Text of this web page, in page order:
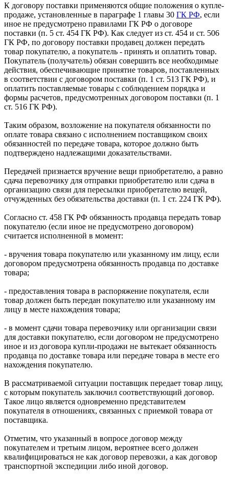
К договору поставки применяются общие положения о купле-
продаже, установленные в параграфе 1 главы 30 ГК РФ, если
иное не предусмотрено правилами ГК РФ о договоре
поставки (п. 5 ст. 454 ГК РФ). Как следует из ст. 454 и ст. 506
ГК РФ, по договору поставки продавец должен передать
товар покупателю, а покупатель - принять и оплатить товар.
Покупатель (получатель) обязан совершить все необходимые
действия, обеспечивающие принятие товаров, поставленных
в соответствии с договором поставки (п. 1 ст. 513 ГК РФ), и
оплатить поставляемые товары с соблюдением порядка и
формы расчетов, предусмотренных договором поставки (п. 1
ст. 516 ГК РФ).
Таким образом, возложение на покупателя обязанности по
оплате товара связано с исполнением поставщиком своих
обязанностей по передаче товара, которое должно быть
подтверждено надлежащими доказательствами.
Передачей признается вручение вещи приобретателю, а равно
сдача перевозчику для отправки приобретателю или сдача в
организацию связи для пересылки приобретателю вещей,
отчужденных без обязательства доставки (п. 1 ст. 224 ГК РФ).
Согласно ст. 458 ГК РФ обязанность продавца передать товар
покупателю (если иное не предусмотрено договором)
считается исполненной в момент:
- вручения товара покупателю или указанному им лицу, если
договором предусмотрена обязанность продавца по доставке
товара;
- предоставления товара в распоряжение покупателя, если
товар должен быть передан покупателю или указанному им
лицу в месте нахождения товара;
- в момент сдачи товара перевозчику или организации связи
для доставки покупателю, если договором не предусмотрено
иное и из договора купли-продажи не вытекает обязанность
продавца по доставке товара или передаче товара в месте его
нахождения покупателю.
В рассматриваемой ситуации поставщик передает товар лицу,
с которым покупатель заключил соответствующий договор.
Такое лицо является одновременно представителем
покупателя в отношениях, связанных с приемкой товара от
поставщика.
Отметим, что указанный в вопросе договор между
покупателем и третьим лицом, вероятнее всего должен
квалифицироваться не как договор перевозки, а как договор
транспортной экспедиции либо иной договор.